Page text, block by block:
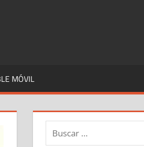
MÓVIL
Buscar: